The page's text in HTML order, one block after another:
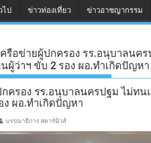
ไป ข่าวท่องเที่ยว ข่าวอาชญากรรม
ครือข่ายผู้ปกครอง รร.อนุบาลนค
ผู้ว่าฯ ขับ 2 รอง ผอ.ทำเกิดปัญหา
กครอง รร.อนุบาลนครปฐม ไม่ท
ง ผอ.ทำเกิดปัญหา
บรรณาธิการ สตาร์นิวส์